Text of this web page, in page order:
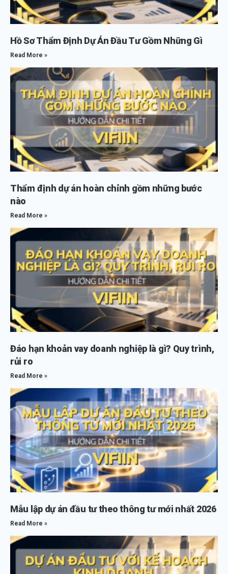
Hồ Sơ Thẩm Định Dự Án Đầu Tư Gồm Những Gì
Read More »
Thẩm định dự án hoàn chỉnh gồm những bước
nào
Read More »
Đáo hạn khoản vay doanh nghiệp là gì? Quy trình,
rủi ro
Read More »
Mẫu lập dự án đầu tư theo thông tư mới nhất 2026
Read More »